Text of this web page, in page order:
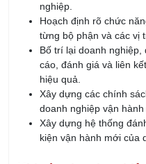
nghiệp.
Hoạch định rõ chức
từng bộ phận và các vị
Bố trí lại doanh
cáo, đánh giá và liên
hiệu quả.
Xây dựng các chính
doanh nghiệp vận
Xây dựng hệ thống
kiện vận hành mới của